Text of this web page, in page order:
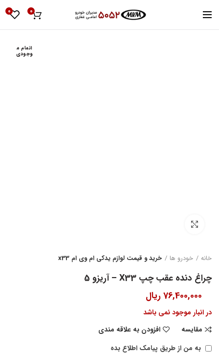
0
0
اتمام م
وجودی
خانه خودرو ها خرید و قیمت لوازم یدکی ام وی ام x33
چراغ دنده عقب چپ X33 – آریزو 5
76,400,000 ریال
در انبار موجود نمی باشد
مقایسه
افزودن به علاقه مندی
به من از طریق پیامک اطلاع بده